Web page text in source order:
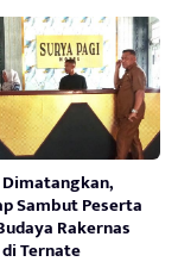
Sambut Peserta
Rakernas
di Ternate